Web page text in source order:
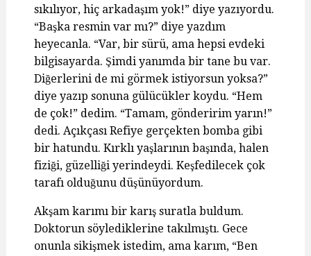
sıkılıyor, hiç arkadaşım yok!” diye yazıyordu.
“Başka resmin var mı?” diye yazdım
heyecanla. “Var, bir sürü, ama hepsi evdeki
bilgisayarda. Şimdi yanımda bir tane bu var.
Diğerlerini de mi görmek istiyorsun yoksa?”
diye yazıp sonuna gülücükler koydu. “Hem
de çok!” dedim. “Tamam, gönderirim yarın!”
dedi. Açıkçası Refiye gerçekten bomba gibi
bir hatundu. Kırklı yaşlarının başında, halen
fiziği, güzelliği yerindeydi. Keşfedilecek çok
tarafı olduğunu düşünüyordum.
Akşam karımı bir karış suratla buldum.
Doktorun söylediklerine takılmıştı. Gece
onunla sikişmek istedim, ama karım, “Ben